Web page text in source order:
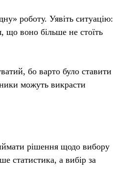
роботу. Уявіть ситуацію:
що воно більше не стоїть
бо варто було ставити
можуть викрасти
рішення щодо вибору
статистика, а вибір за